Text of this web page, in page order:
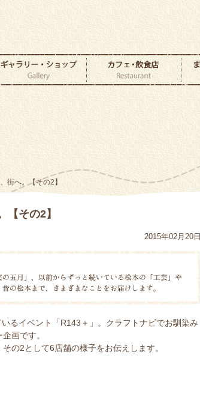
街へ。【その2】
その2】
2015年02月20日
るイベント「R143＋」。クラフトナビでお馴染み
画です。
の2として6店舗の様子をお伝えします。